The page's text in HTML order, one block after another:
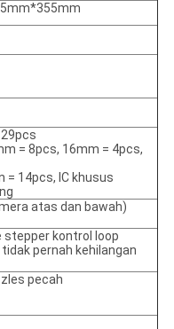
= 8pcs, 16mm = 4pcs,
= 14pcs, IC khusus
atas dan bawah)
stepper kontrol loop
pernah kehilangan
pecah